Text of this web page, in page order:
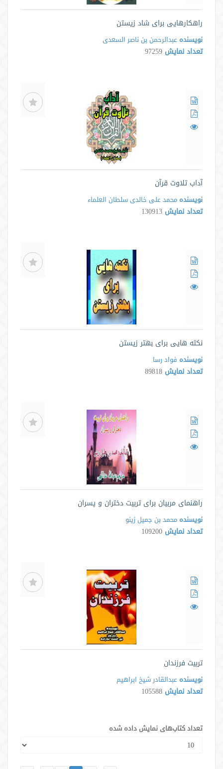
راهکارهایی برای شاد زیستن
نویسنده عبدالرحمن بن ناصر السعدی
تعداد نمایش 97259
آداب تلاوت قرآن
نویسنده محمد علی خالدی سلطان العلماء
تعداد نمایش 130913
نکته هایی برای بهتر زیستن
نویسنده فواد رسا
تعداد نمایش 89818
راهنمای مربیان برای تربیت دختران و پسران
نویسنده محمد بن جمیل زینو
تعداد نمایش 109200
تربیت فرزندان
نویسنده عبدالقادر شیخ ابراهیم
تعداد نمایش 105588
تعداد کتاب‌های نمایش داده شده